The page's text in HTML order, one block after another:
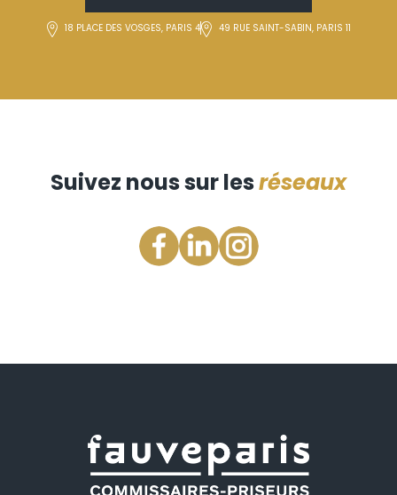
18 PLACE DES VOSGES, PARIS 4 49 RUE SAINT-SABIN, PARIS 11
Suivez nous sur lesréseaux